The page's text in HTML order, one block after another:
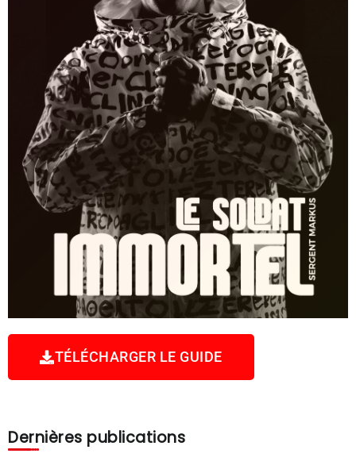
TÉLÉCHARGER LE GUIDE
Dernières publications